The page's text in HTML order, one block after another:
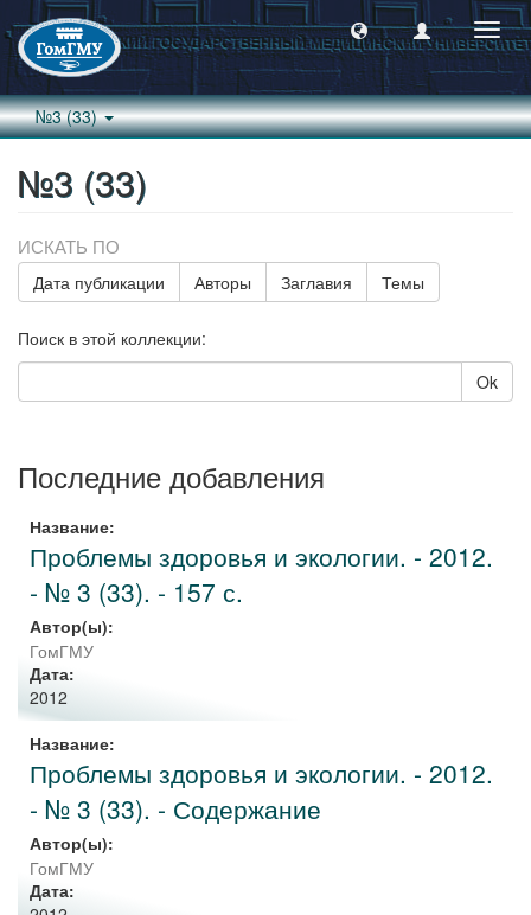
№3 (33)
№3 (33)
ИСКАТЬ ПО
Дата публикации Авторы Заглавия Темы
Поиск в этой коллекции:
Ok
Последние добавления
Название:
Проблемы здоровья и экологии. - 2012.
- № 3 (33). - 157 с.
Автор(ы):
ГомГМУ
Дата:
2012
Название:
Проблемы здоровья и экологии. - 2012.
- № 3 (33). - Содержание
Автор(ы):
ГомГМУ
Дата: